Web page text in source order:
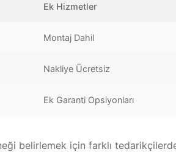
Ek Hizmetler
Montaj Dahil
Nakliye Ücretsiz
Ek Garanti Opsiyonları
belirlemek için farklı